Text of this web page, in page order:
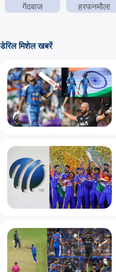
गेंदबाज
हरफनमौला
डेरिल मिशेल खबरें